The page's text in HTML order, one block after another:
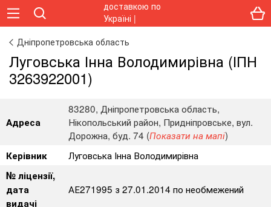
Дніпропетровська область
Луговська Інна Володимирівна (ІПН
3263922001)
Адреса
83280, Дніпропетровська область,
Нікопольський район, Придніпровське, вул.
Дорожна, буд. 74 (Показати на мапі)
Керівник
Луговська Інна Володимирівна
№ ліцензії,
дата
видачі
АЕ271995 з 27.01.2014 по необмежений